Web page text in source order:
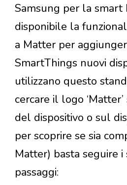
Samsung per la smart
disponibile la
a Matter per
SmartThings nuovi
utilizzano questo
cercare il logo
del dispositivo o sul
per scoprire se sia
Matter) basta seguire i
passaggi: